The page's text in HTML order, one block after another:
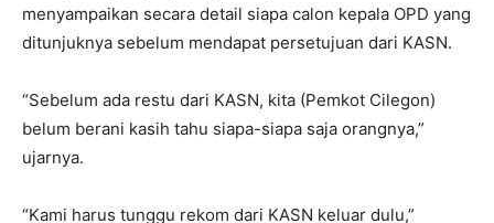
menyampaikan secara detail siapa calon kepala OPD yang
ditunjuknya sebelum mendapat persetujuan dari KASN.
“Sebelum ada restu dari KASN, kita (Pemkot Cilegon)
belum berani kasih tahu siapa-siapa saja orangnya,”
ujarnya.
“Kami harus tunggu rekom dari KASN keluar dulu,”